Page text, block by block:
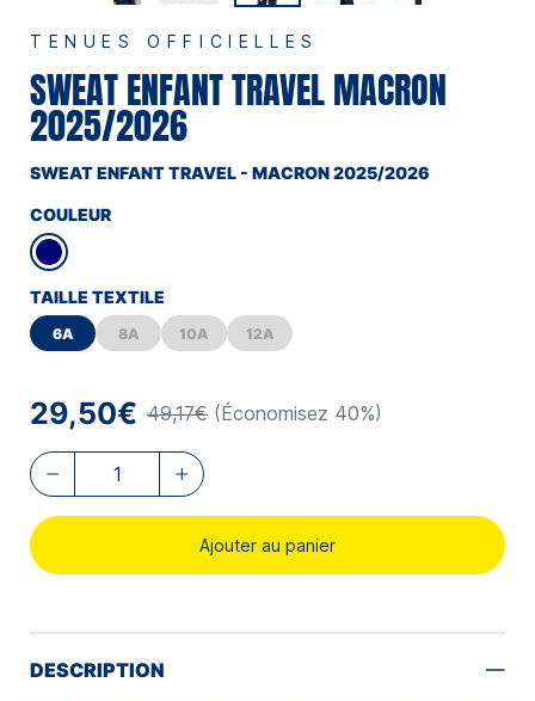
TENUES OFFICIELLES
SWEAT ENFANT TRAVEL MACRON
2025/2026
SWEAT ENFANT TRAVEL - MACRON 2025/2026
COULEUR
TAILLE TEXTILE
6A 8A 10A 12A
29,50€ 49,17€ (Économisez 40%)
Ajouter au panier
DESCRIPTION